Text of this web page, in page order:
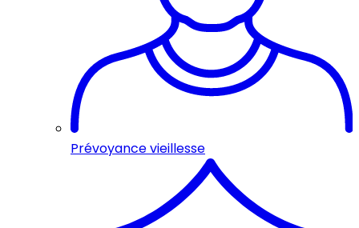
Prévoyance vieillesse